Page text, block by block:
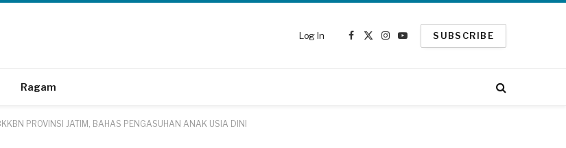
Log In
Facebook
X
Instagram
YouTube
SUBSCRIBE
Ragam
PROVINSI JATIM, BAHAS PENGASUHAN ANAK USIA DINI